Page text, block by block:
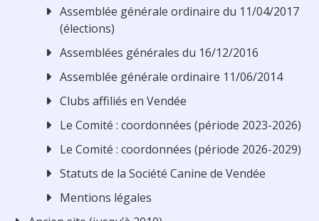
Assemblée générale ordinaire du 11/04/2017
(élections)
Assemblées générales du 16/12/2016
Assemblée générale ordinaire 11/06/2014
Clubs affiliés en Vendée
Le Comité : coordonnées (période 2023-2026)
Le Comité : coordonnées (période 2026-2029)
Statuts de la Société Canine de Vendée
Mentions légales